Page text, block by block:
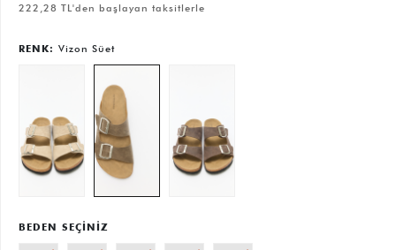
222,28 TL'den başlayan taksitlerle
RENK: Vizon Süet
BEDEN SEÇİNİZ